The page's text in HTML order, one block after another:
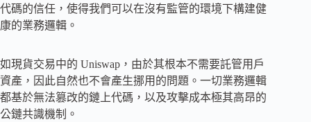
代碼的信任，使得我們可以在沒有監管的環境下構建健
康的業務邏輯。
如現貨交易中的 Uniswap，由於其根本不需要託管用戶
資產，因此自然也不會產生挪用的問題。一切業務邏輯
都基於無法篡改的鏈上代碼，以及攻擊成本極其高昂的
公鏈共識機制。